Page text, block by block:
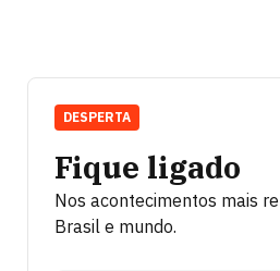
Fique ligado
Nos acontecimentos mais
Brasil e mundo.
DESPERTA